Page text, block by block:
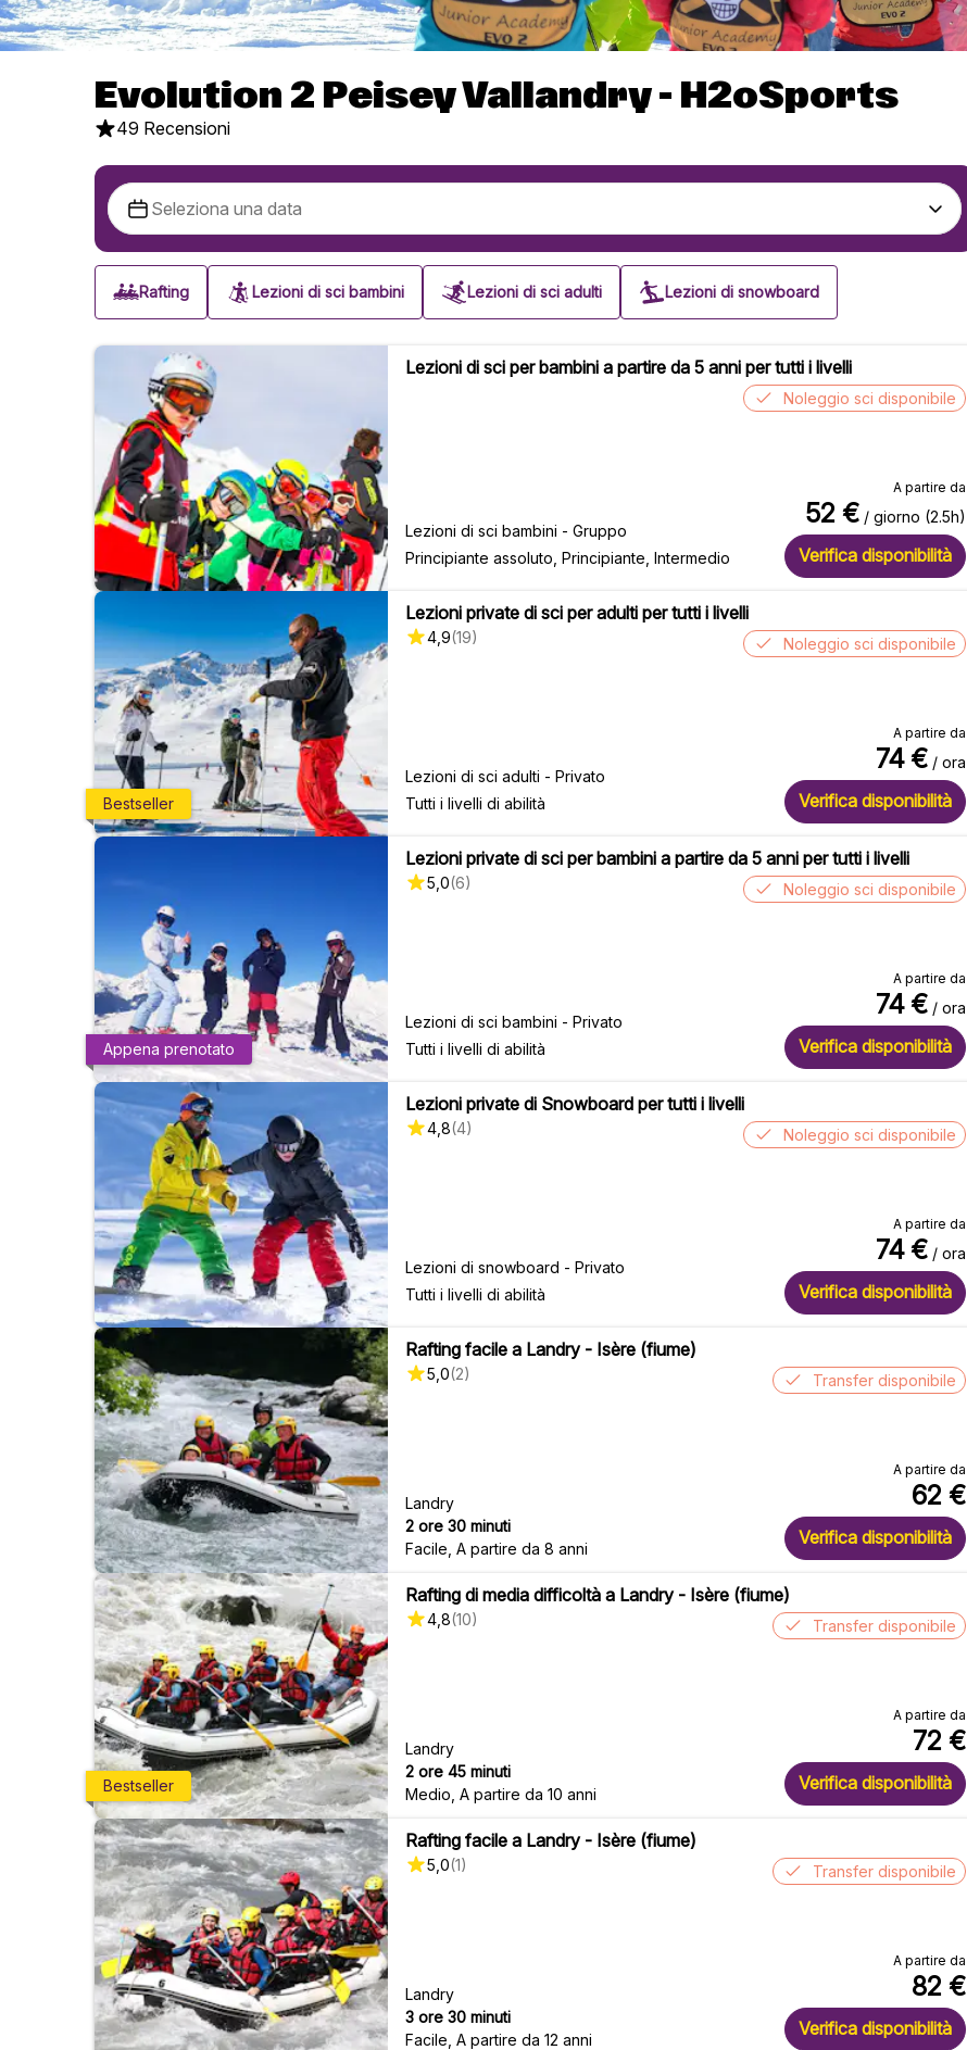
Evolution 2 Peisey Vallandry - H2oSports
49 Recensioni
Rafting Lezioni di sci bambini Lezioni di sci adulti Lezioni di snowboard
Lezioni di sci per bambini a partire da 5 anni per tutti i livelli
Lezioni di sci bambini - Gruppo
Principiante assoluto, Principiante, Intermedio
Noleggio sci disponibile
A partire da
52 € / giorno (2.5h)
Verifica disponibilità
Bestseller
Lezioni private di sci per adulti per tutti i livelli
4,9(19)
Lezioni di sci adulti - Privato
Tutti i livelli di abilità
Noleggio sci disponibile
A partire da
74 € / ora
Verifica disponibilità
Appena prenotato
Lezioni private di sci per bambini a partire da 5 anni per tutti i livelli
5,0(6)
Lezioni di sci bambini - Privato
Tutti i livelli di abilità
Noleggio sci disponibile
A partire da
74 € / ora
Verifica disponibilità
Lezioni private di Snowboard per tutti i livelli
4,8(4)
Lezioni di snowboard - Privato
Tutti i livelli di abilità
Noleggio sci disponibile
A partire da
74 € / ora
Verifica disponibilità
Rafting facile a Landry - Isère (fiume)
5,0(2)
Landry
2 ore 30 minuti
Facile A partire da 8 anni
Transfer disponibile
A partire da
62 €
Verifica disponibilità
Bestseller
Rafting di media difficoltà a Landry - Isère (fiume)
4,8(10)
Landry
2 ore 45 minuti
Medio A partire da 10 anni
Transfer disponibile
A partire da
72 €
Verifica disponibilità
Rafting facile a Landry - Isère (fiume)
5,0(1)
Landry
3 ore 30 minuti
Facile A partire da 12 anni
Transfer disponibile
A partire da
82 €
Verifica disponibilità